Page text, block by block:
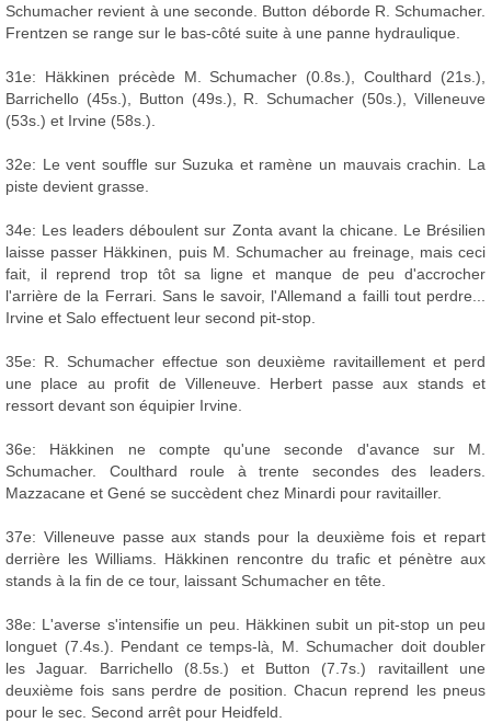
Schumacher revient à une seconde. Button déborde R. Schumacher.
Frentzen se range sur le bas-côté suite à une panne hydraulique.
31e: Häkkinen précède M. Schumacher (0.8s.), Coulthard (21s.),
Barrichello (45s.), Button (49s.), R. Schumacher (50s.), Villeneuve
(53s.) et Irvine (58s.).
32e: Le vent souffle sur Suzuka et ramène un mauvais crachin. La
piste devient grasse.
34e: Les leaders déboulent sur Zonta avant la chicane. Le Brésilien
laisse passer Häkkinen, puis M. Schumacher au freinage, mais ceci
fait, il reprend trop tôt sa ligne et manque de peu d'accrocher
l'arrière de la Ferrari. Sans le savoir, l'Allemand a failli tout perdre...
Irvine et Salo effectuent leur second pit-stop.
35e: R. Schumacher effectue son deuxième ravitaillement et perd
une place au profit de Villeneuve. Herbert passe aux stands et
ressort devant son équipier Irvine.
36e: Häkkinen ne compte qu'une seconde d'avance sur M.
Schumacher. Coulthard roule à trente secondes des leaders.
Mazzacane et Gené se succèdent chez Minardi pour ravitailler.
37e: Villeneuve passe aux stands pour la deuxième fois et repart
derrière les Williams. Häkkinen rencontre du trafic et pénètre aux
stands à la fin de ce tour, laissant Schumacher en tête.
38e: L'averse s'intensifie un peu. Häkkinen subit un pit-stop un peu
longuet (7.4s.). Pendant ce temps-là, M. Schumacher doit doubler
les Jaguar. Barrichello (8.5s.) et Button (7.7s.) ravitaillent une
deuxième fois sans perdre de position. Chacun reprend les pneus
pour le sec. Second arrêt pour Heidfeld.